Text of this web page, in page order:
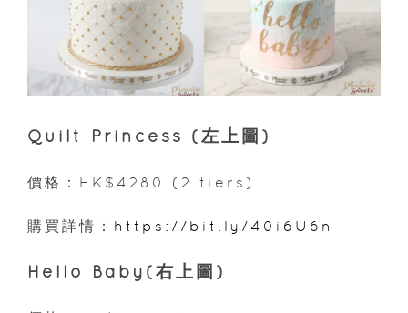
Quilt Princess (左上圖)
價格：HK$4280 (2 tiers)
購買詳情： https://bit.ly/40i6U6n
Hello Baby(右上圖)